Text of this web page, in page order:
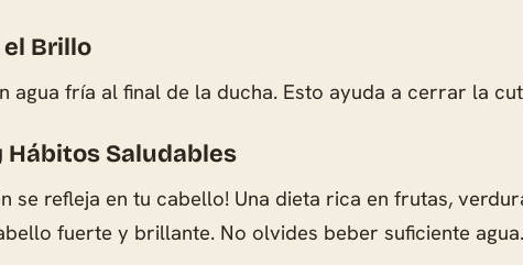
el Brillo
agua fría al final de la ducha. Esto ayuda a cerrar la
Hábitos Saludables
se refleja en tu cabello! Una dieta rica en frutas,
fuerte y brillante. No olvides beber suficiente agua.